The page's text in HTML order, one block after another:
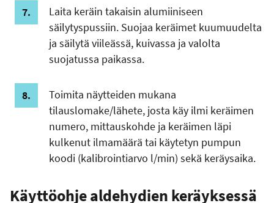
Laita keräin takaisin alumiiniseen
säilytyspussiin. Suojaa keräimet kuumuudelta
ja säilytä viileässä, kuivassa ja valolta
suojatussa paikassa.
Toimita näytteiden mukana
tilauslomake/lähete, josta käy ilmi keräimen
numero, mittauskohde ja keräimen läpi
kulkenut ilmamäärä tai käytetyn pumpun
koodi (kalibrointiarvo l/min) sekä keräysaika.
Käyttöohje aldehydien keräyksessä